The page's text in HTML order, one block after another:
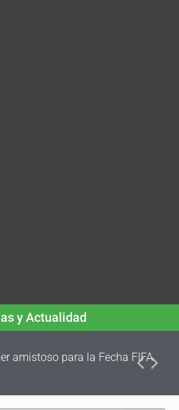
y Actualidad
amistoso para la Fecha FIFA